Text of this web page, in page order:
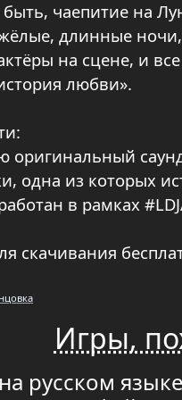
чаепитие на
длинные
на сцене, и
любви».
оригинальный
одна из которых
в рамках
скачивания
Игры,
русском